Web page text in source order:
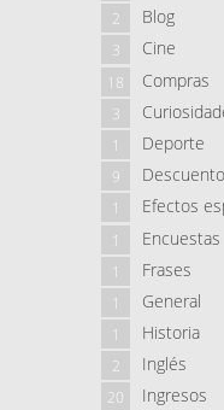
Blog
2
Cine
3
Compras
18
3
Deporte
1
9
Efectos
1
Encuestas
1
Frases
1
General
1
Historia
1
Inglés
2
Ingresos
20